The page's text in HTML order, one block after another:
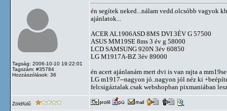
Tagság: 2006-10-10 19:22:01
Tagszám: #35784
Hozzászólások: 36
én segítek neked...nálam vedd.olcsóbb vagyok
ajánlatok...
ACER AL1906ASD 8MS DVI 3ÉV G 57500
ASUS MM19SE 8ms 3 év g 58000
LCD SAMSUNG 920N 3év 60850
LG M1917A-BZ 3év 89000
én acert ajánlanám mert dvi is van rajta a
LG m1917--nagyon jó..nagyon jól néz ki
felcsigáztalak.csak webshopban pixmaniában
Zöldfülű